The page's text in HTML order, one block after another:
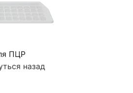
ПЦР
назад